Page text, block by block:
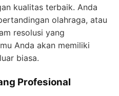
kualitas terbaik. Anda
olahraga, atau
resolusi yang
Anda akan memiliki
biasa.
Profesional